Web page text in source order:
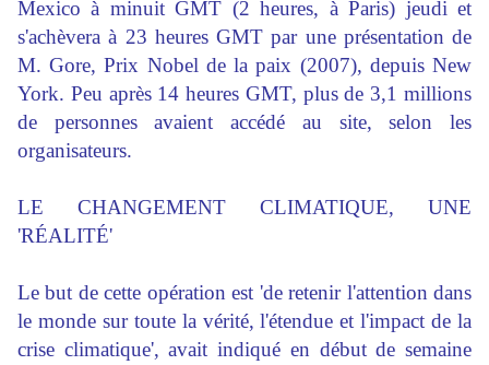
Mexico à minuit GMT (2 heures, à Paris) jeudi et
s'achèvera à 23 heures GMT par une présentation de
M. Gore, Prix Nobel de la paix (2007), depuis New
York. Peu après 14 heures GMT, plus de 3,1 millions
de personnes avaient accédé au site, selon les
organisateurs.
LE CHANGEMENT CLIMATIQUE, UNE
'RÉALITÉ'
Le but de cette opération est 'de retenir l'attention dans
le monde sur toute la vérité, l'étendue et l'impact de la
crise climatique', avait indiqué en début de semaine